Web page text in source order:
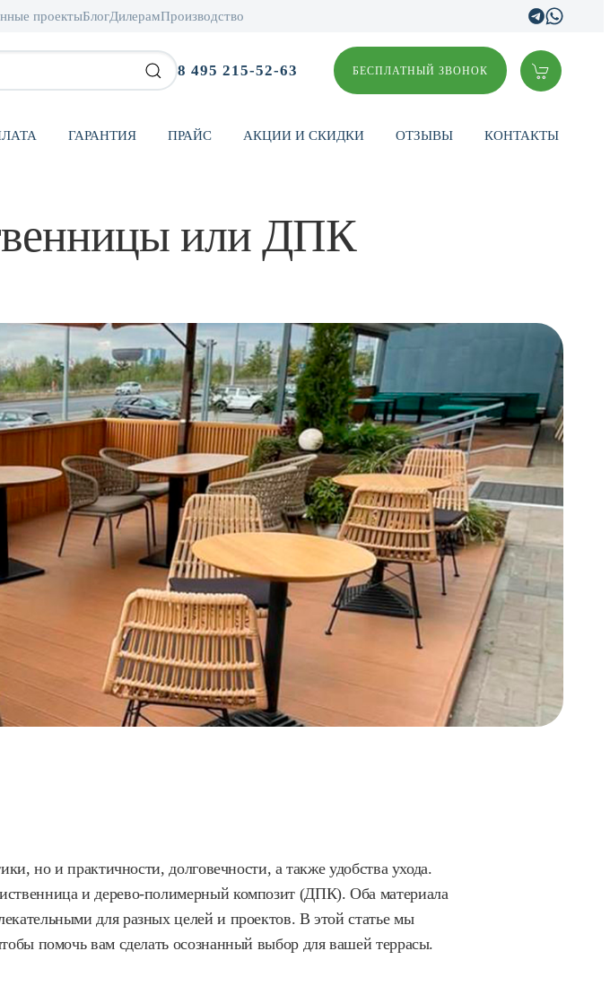
проектыБлогДилерамПроизводство
8 495 215-52-63 БЕСПЛАТНЫЙ ЗВОНОК
ГАРАНТИЯ ПРАЙС АКЦИИ И СКИДКИ ОТЗЫВЫ КОНТАКТЫ
или ДПК
но и практичности, долговечности, а также удобства ухода.
и дерево-полимерный композит (ДПК). Оба материала
для разных целей и проектов. В этой статье мы
помочь вам сделать осознанный выбор для вашей террасы.